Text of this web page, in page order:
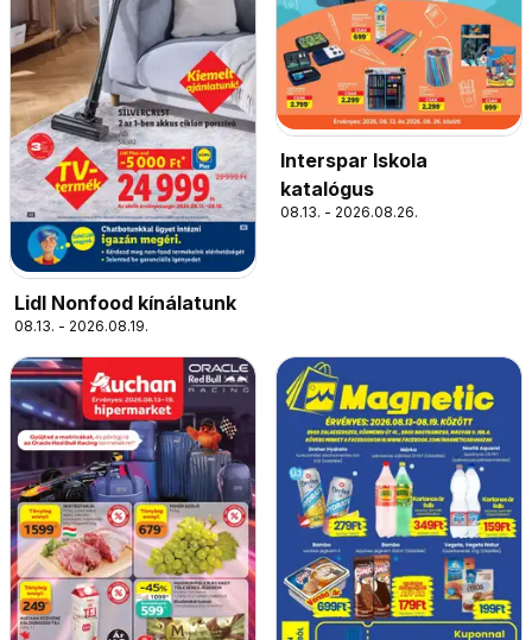
Lidl Nonfood kínálatunk
08.13. - 2026.08.19.
Interspar Iskola
katalógus
08.13. - 2026.08.26.